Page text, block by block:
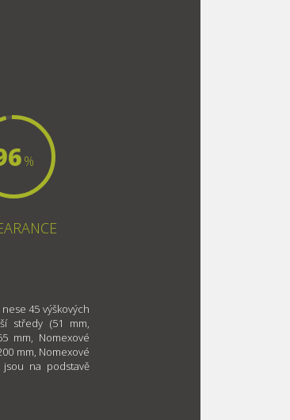
%
45 výškových
středy (51 mm,
mm, Nomexové
mm, Nomexové
na podstavě